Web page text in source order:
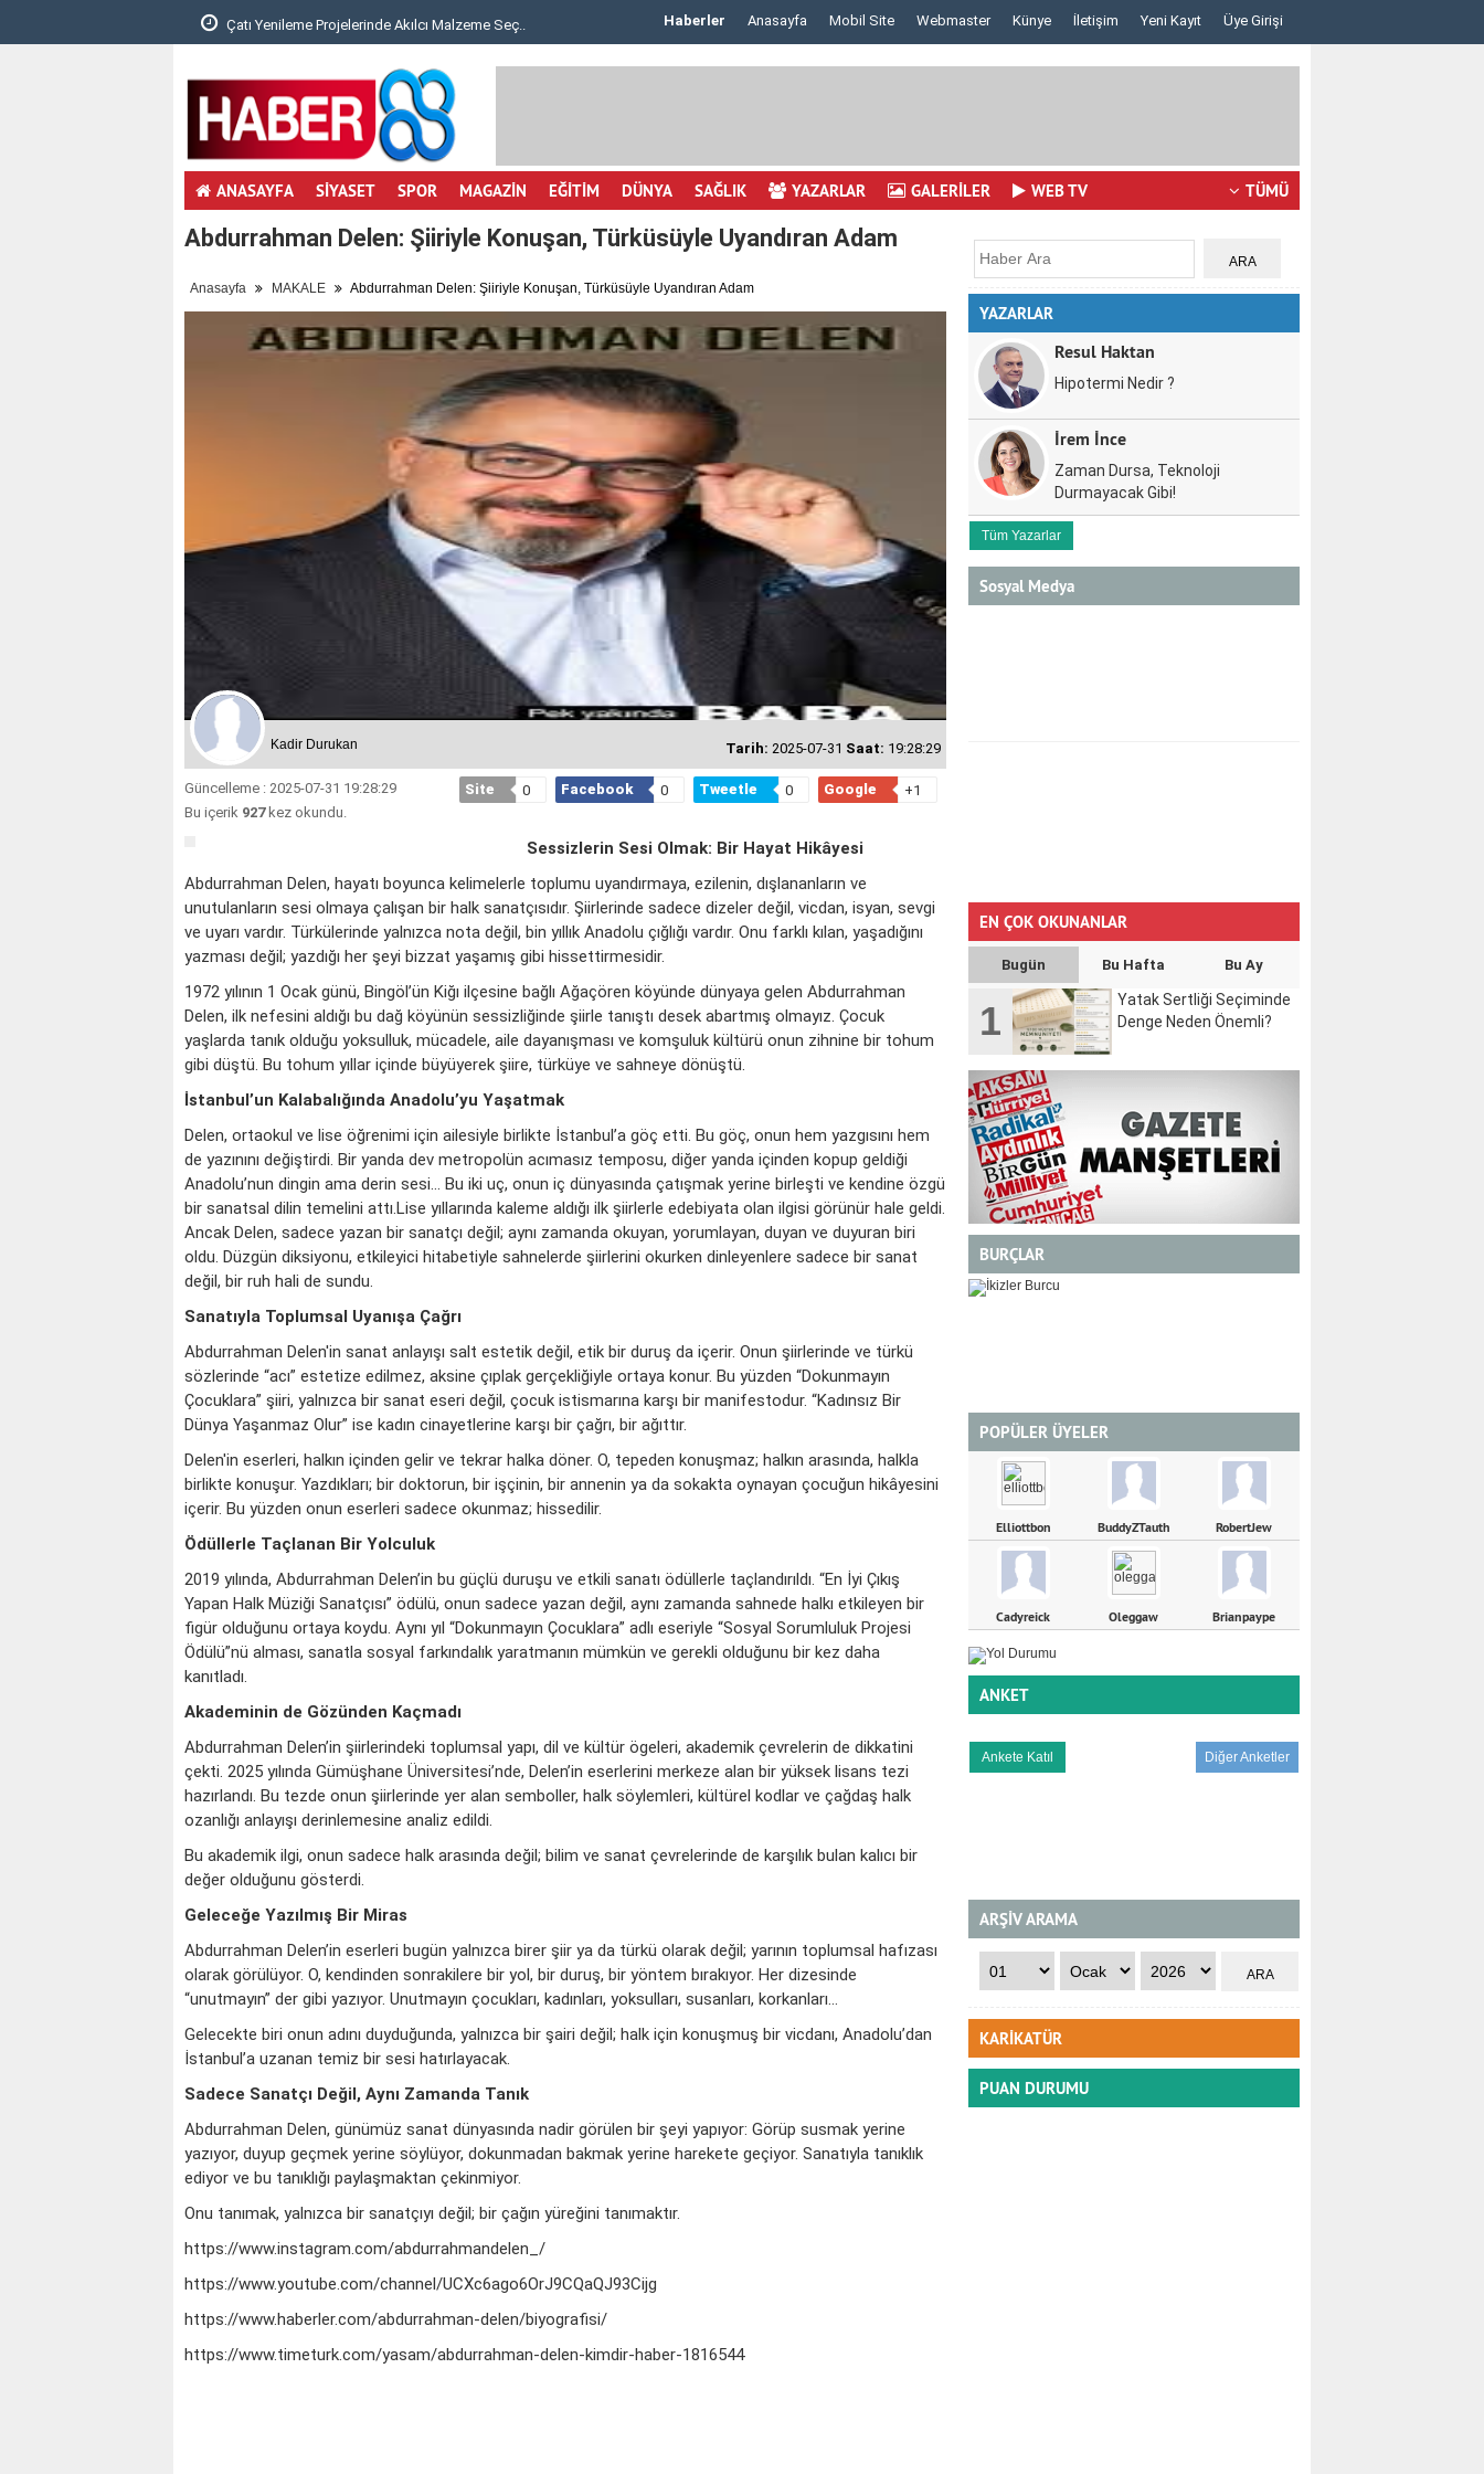
Çatı Yenileme Projelerinde Akılcı Malzeme Seç.. Göz Çizdirme Eskide Kaldı: Görme Kusurlarının.. Lazerden Korktuğunuz İçin Gözlüğe Mahkûm Olma..
Haberler Anasayfa Mobil Site Webmaster Künye İletişim Yeni Kayıt Üye Girişi
ANASAYFA SİYASET SPOR MAGAZİN EĞİTİM DÜNYA SAĞLIK YAZARLAR GALERİLER WEB TV TÜMÜ
Abdurrahman Delen: Şiiriyle Konuşan, Türküsüyle Uyandıran Adam
Anasayfa MAKALE Abdurrahman Delen: Şiiriyle Konuşan, Türküsüyle Uyandıran Adam
Kadir Durukan Tarih: 2025-07-31 Saat: 19:28:29
Güncelleme : 2025-07-31 19:28:29
Bu içerik 927kez okundu.
Site 0 Facebook 0 Tweetle 0 Google +1
Sessizlerin Sesi Olmak: Bir Hayat Hikâyesi
Abdurrahman Delen, hayatı boyunca kelimelerle toplumu uyandırmaya, ezilenin, dışlananların ve
unutulanların sesi olmaya çalışan bir halk sanatçısıdır. Şiirlerinde sadece dizeler değil, vicdan, isyan, sevgi
ve uyarı vardır. Türkülerinde yalnızca nota değil, bin yıllık Anadolu çığlığı vardır. Onu farklı kılan, yaşadığını
yazması değil; yazdığı her şeyi bizzat yaşamış gibi hissettirmesidir.
1972 yılının 1 Ocak günü, Bingöl’ün Kiğı ilçesine bağlı Ağaçören köyünde dünyaya gelen Abdurrahman
Delen, ilk nefesini aldığı bu dağ köyünün sessizliğinde şiirle tanıştı desek abartmış olmayız. Çocuk
yaşlarda tanık olduğu yoksulluk, mücadele, aile dayanışması ve komşuluk kültürü onun zihnine bir tohum
gibi düştü. Bu tohum yıllar içinde büyüyerek şiire, türküye ve sahneye dönüştü.
İstanbul’un Kalabalığında Anadolu’yu Yaşatmak
Delen, ortaokul ve lise öğrenimi için ailesiyle birlikte İstanbul’a göç etti. Bu göç, onun hem yazgısını hem
de yazınını değiştirdi. Bir yanda dev metropolün acımasız temposu, diğer yanda içinden kopup geldiği
Anadolu’nun dingin ama derin sesi… Bu iki uç, onun iç dünyasında çatışmak yerine birleşti ve kendine özgü
bir sanatsal dilin temelini attı.Lise yıllarında kaleme aldığı ilk şiirlerle edebiyata olan ilgisi görünür hale geldi.
Ancak Delen, sadece yazan bir sanatçı değil; aynı zamanda okuyan, yorumlayan, duyan ve duyuran biri
oldu. Düzgün diksiyonu, etkileyici hitabetiyle sahnelerde şiirlerini okurken dinleyenlere sadece bir sanat
değil, bir ruh hali de sundu.
Sanatıyla Toplumsal Uyanışa Çağrı
Abdurrahman Delen'in sanat anlayışı salt estetik değil, etik bir duruş da içerir. Onun şiirlerinde ve türkü
sözlerinde “acı” estetize edilmez, aksine çıplak gerçekliğiyle ortaya konur. Bu yüzden “Dokunmayın
Çocuklara” şiiri, yalnızca bir sanat eseri değil, çocuk istismarına karşı bir manifestodur. “Kadınsız Bir
Dünya Yaşanmaz Olur” ise kadın cinayetlerine karşı bir çağrı, bir ağıttır.
Delen'in eserleri, halkın içinden gelir ve tekrar halka döner. O, tepeden konuşmaz; halkın arasında, halkla
birlikte konuşur. Yazdıkları; bir doktorun, bir işçinin, bir annenin ya da sokakta oynayan çocuğun hikâyesini
içerir. Bu yüzden onun eserleri sadece okunmaz; hissedilir.
Ödüllerle Taçlanan Bir Yolculuk
2019 yılında, Abdurrahman Delen’in bu güçlü duruşu ve etkili sanatı ödüllerle taçlandırıldı. “En İyi Çıkış
Yapan Halk Müziği Sanatçısı” ödülü, onun sadece yazan değil, aynı zamanda sahnede halkı etkileyen bir
figür olduğunu ortaya koydu. Aynı yıl “Dokunmayın Çocuklara” adlı eseriyle “Sosyal Sorumluluk Projesi
Ödülü”nü alması, sanatla sosyal farkındalık yaratmanın mümkün ve gerekli olduğunu bir kez daha
kanıtladı.
Akademinin de Gözünden Kaçmadı
Abdurrahman Delen’in şiirlerindeki toplumsal yapı, dil ve kültür ögeleri, akademik çevrelerin de dikkatini
çekti. 2025 yılında Gümüşhane Üniversitesi’nde, Delen’in eserlerini merkeze alan bir yüksek lisans tezi
hazırlandı. Bu tezde onun şiirlerinde yer alan semboller, halk söylemleri, kültürel kodlar ve çağdaş halk
ozanlığı anlayışı derinlemesine analiz edildi.
Bu akademik ilgi, onun sadece halk arasında değil; bilim ve sanat çevrelerinde de karşılık bulan kalıcı bir
değer olduğunu gösterdi.
Geleceğe Yazılmış Bir Miras
Abdurrahman Delen’in eserleri bugün yalnızca birer şiir ya da türkü olarak değil; yarının toplumsal hafızası
olarak görülüyor. O, kendinden sonrakilere bir yol, bir duruş, bir yöntem bırakıyor. Her dizesinde
“unutmayın” der gibi yazıyor. Unutmayın çocukları, kadınları, yoksulları, susanları, korkanları…
Gelecekte biri onun adını duyduğunda, yalnızca bir şairi değil; halk için konuşmuş bir vicdanı, Anadolu’dan
İstanbul’a uzanan temiz bir sesi hatırlayacak.
Sadece Sanatçı Değil, Aynı Zamanda Tanık
Abdurrahman Delen, günümüz sanat dünyasında nadir görülen bir şeyi yapıyor: Görüp susmak yerine
yazıyor, duyup geçmek yerine söylüyor, dokunmadan bakmak yerine harekete geçiyor. Sanatıyla tanıklık
ediyor ve bu tanıklığı paylaşmaktan çekinmiyor.
Onu tanımak, yalnızca bir sanatçıyı değil; bir çağın yüreğini tanımaktır.
https://www.instagram.com/abdurrahmandelen_/
https://www.youtube.com/channel/UCXc6ago6OrJ9CQaQJ93Cijg
https://www.haberler.com/abdurrahman-delen/biyografisi/
https://www.timeturk.com/yasam/abdurrahman-delen-kimdir-haber-1816544
YAZARLAR
Resul Haktan
Hipotermi Nedir ?
İrem İnce
Zaman Dursa, Teknoloji
Durmayacak Gibi!
Tüm Yazarlar
Sosyal Medya
EN ÇOK OKUNANLAR
Bugün Bu Hafta Bu Ay
1
Yatak Sertliği Seçiminde
Denge Neden Önemli?
BURÇLAR
KOÇ BOĞA
POPÜLER ÜYELER
Elliottbon BuddyZTauth RobertJew
Cadyreick Oleggaw Brianpaype
ANKET
Diğer Anketler
ARŞİV ARAMA
KARİKATÜR
PUAN DURUMU